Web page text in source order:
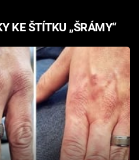
KE ŠTÍTKU „ŠRÁMY“